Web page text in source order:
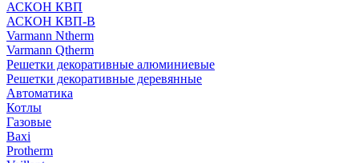
АСКОН КВП
АСКОН КВП-В
Varmann Ntherm
Varmann Qtherm
Решетки декоративные алюминиевые
Решетки декоративные деревянные
Автоматика
Котлы
Газовые
Baxi
Protherm